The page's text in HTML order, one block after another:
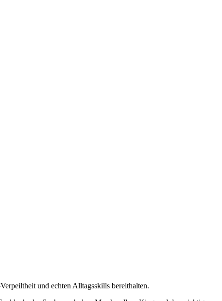
und echten Alltagsskills bereithalten.